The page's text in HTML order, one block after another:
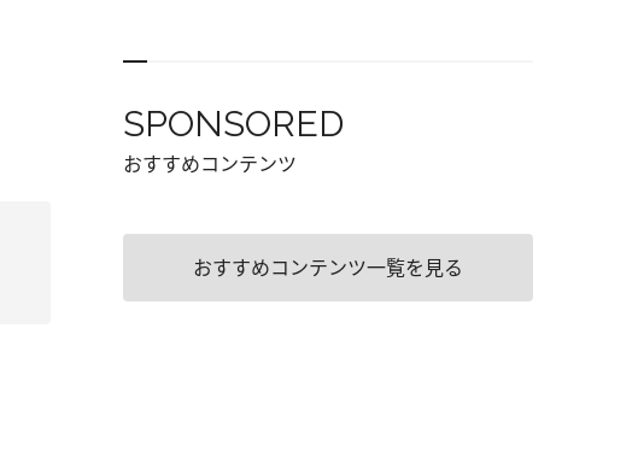
SPONSORED
おすすめコンテンツ
おすすめコンテンツ一覧を見る